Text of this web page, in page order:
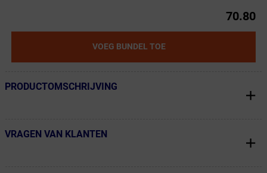
70.80
VOEG BUNDEL TOE
← Terug naar productnavigatie
PRODUCTOMSCHRIJVING
← Terug naar productnavigatie
VRAGEN VAN KLANTEN